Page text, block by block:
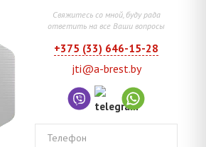
Свяжитесь со мной, буду рада
ответить на все Ваши вопросы
+375 (33) 646-15-28
jti@a-brest.by
Телефон